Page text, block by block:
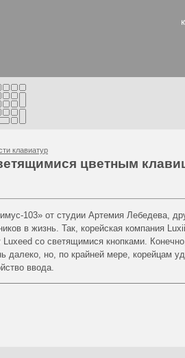
клавиатур
цветным
103» от cтудии Артемия Лебедева,
в жизнь. Так, корейская компания
со светящимися кнопками.
далеко, но, по крайней мере, корейцам
ввода.